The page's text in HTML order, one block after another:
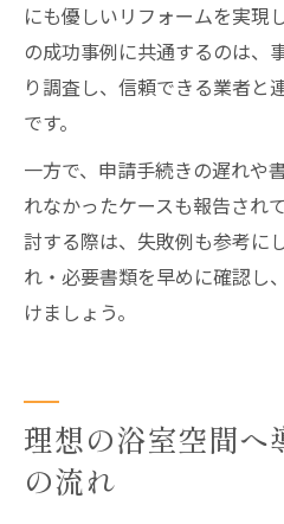
にも優しいリフォームを実現
の成功事例に共通するのは、
り調査し、信頼できる業者と
です。
一方で、申請手続きの遅れや
れなかったケースも報告され
討する際は、失敗例も参考に
れ・必要書類を早めに確認し
けましょう。
理想の浴室空間へ
の流れ